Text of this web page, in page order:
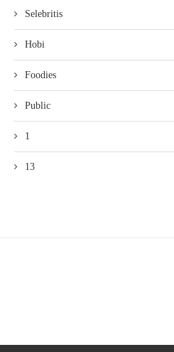
Selebritis
Hobi
Foodies
Public
1
13